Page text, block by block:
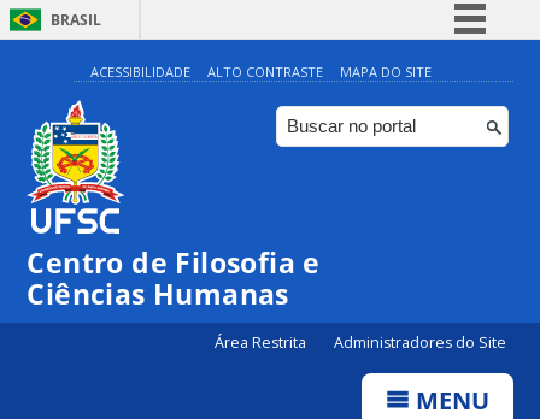
BRASIL
Simplifique!
Comunica BR
Participe
ACESSIBILIDADE ALTO CONTRASTE MAPA DO SITE
Centro de Filosofia e
Ciências Humanas
Área Restrita Administradores do Site
MENU